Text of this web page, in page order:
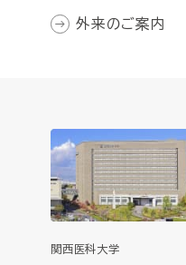
外来のご案内
関西医科大学